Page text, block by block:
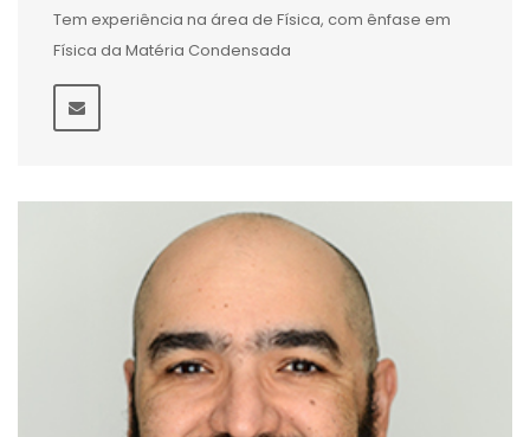
Tem experiência na área de Física, com ênfase em
Física da Matéria Condensada